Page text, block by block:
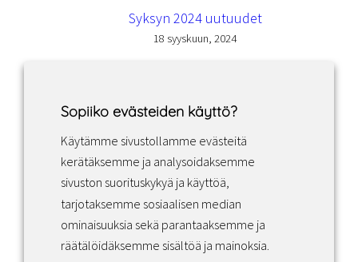
Syksyn 2024 uutuudet
18 syyskuun, 2024
Facebook Instagram LinkedIn
Sopimusehdot
Sopiiko evästeiden käyttö?
Käytämme sivustollamme evästeitä
kerätäksemme ja analysoidaksemme
sivuston suorituskykyä ja käyttöä,
tarjotaksemme sosiaalisen median
ominaisuuksia sekä parantaaksemme ja
räätälöidäksemme sisältöä ja mainoksia.